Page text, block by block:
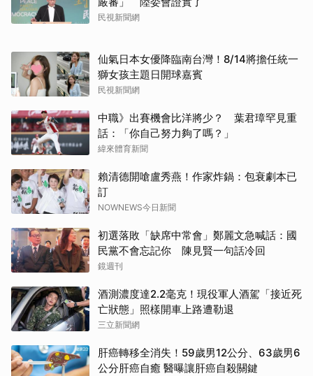
民視新聞網
仙氣日本女優降臨南台灣！8/14將擔任統一
獅女孩主題日開球嘉賓
民視新聞網
中職》出賽機會比洋將少？ 葉君璋罕見重
話：「你自己努力夠了嗎？」
緯來體育新聞
賴清德開嗆盧秀燕！作家炸鍋：包衰劇本已
訂
NOWNEWS今日新聞
初選落敗「缺席中常會」鄭麗文急喊話：國
民黨不會忘記你 陳見賢一句話冷回
鏡週刊
酒測濃度達2.2毫克！現役軍人酒駕「接近死
亡狀態」照樣開車上路遭勒退
三立新聞網
肝癌轉移全消失！59歲男12公分、63歲男6
公分肝癌自癒 醫曝讓肝癌自殺關鍵